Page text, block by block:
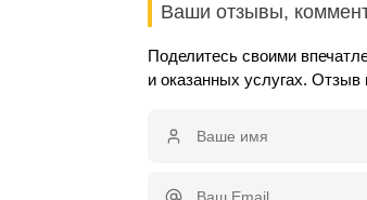
Ваши отзывы,
Поделитесь своими
и оказанных услугах.